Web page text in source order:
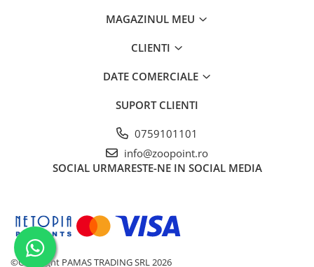
MAGAZINUL MEU
CLIENTI
DATE COMERCIALE
SUPORT CLIENTI
0759101101
info@zoopoint.ro
SOCIAL URMARESTE-NE IN SOCIAL MEDIA
©Copyright PAMAS TRADING SRL 2026